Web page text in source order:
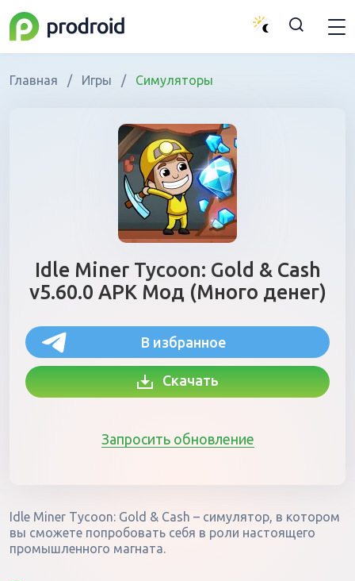
Главная / Игры / Симуляторы
Idle Miner Tycoon: Gold & Cash
v5.60.0 APK Мод (Много денег)
В избранное
Скачать
Запросить обновление
Idle Miner Tycoon: Gold & Cash – симулятор, в котором
вы сможете попробовать себя в роли настоящего
промышленного магната.